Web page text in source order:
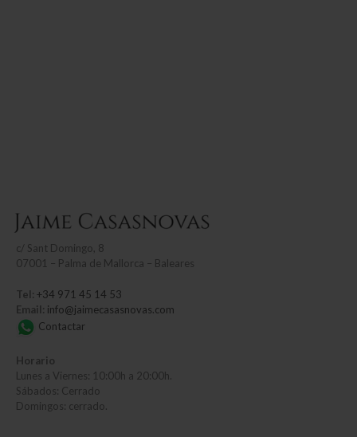
c/ Sant Domingo, 8
07001 – Palma de Mallorca – Baleares
Tel: +34 971 45 14 53
Email: info@jaimecasasnovas.com
Contactar
Horario
Lunes a Viernes: 10:00h a 20:00h.
Sábados: Cerrado
Domingos: cerrado.